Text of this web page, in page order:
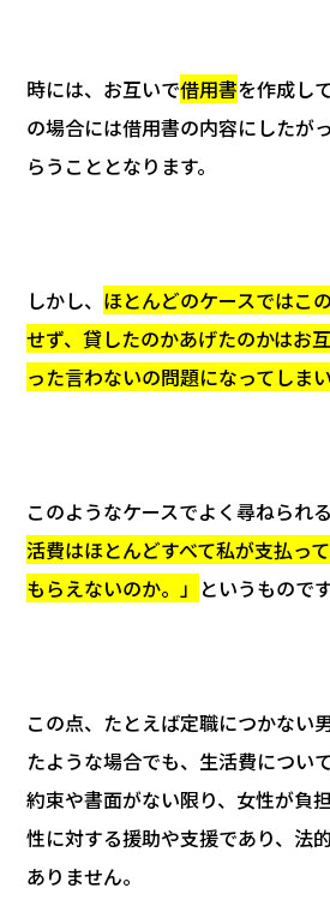
時には、お互いで借用書を作成し
の場合には借用書の内容にしたが
らうこととなります。
しかし、 ほとんどのケースではこ
せず、貸したのかあげたのかはお
った言わないの問題になってしま
このようなケースでよく尋ねられる
活費はほとんどすべて私が支払っ
もらえないのか。」 というものです
この点、たとえば定職につかない
たような場合でも、生活費につい
約束や書面がない限り、女性が負
性に対する援助や支援であり、法
ありません。